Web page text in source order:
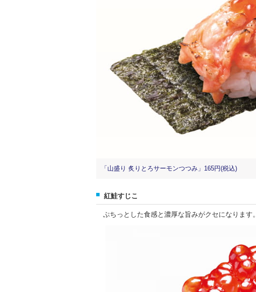
「山盛り 炙りとろサーモンつつみ」165円(税込)
紅鮭すじこ
ぷちっとした食感と濃厚な旨みがクセになります。